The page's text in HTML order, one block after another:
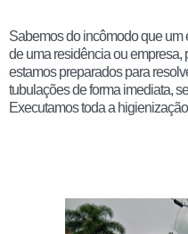
Sabemos do incômodo que um
de uma residência ou empresa,
estamos preparados para
tubulações de forma imediata,
Executamos toda a